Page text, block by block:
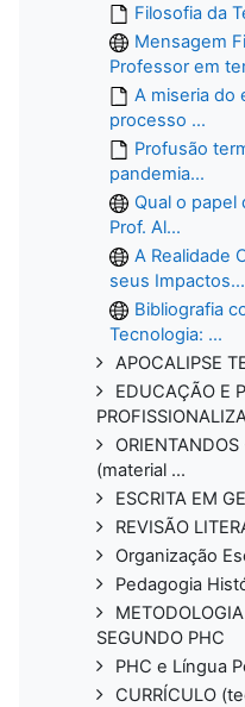
Filosofia da
Mensagem
Professor em
A miseria do
processo ...
Profusão
pandemia...
Qual o papel
Prof. Al...
A Realidade
seus Impactos...
Bibliografia
Tecnologia: ...
APOCALIPSE
EDUCAÇÃO E
(material ...
ESCRITA EM
REVISÃO
Organização
Pedagogia
SEGUNDO PHC
PHC e Língua
CURRÍCULO